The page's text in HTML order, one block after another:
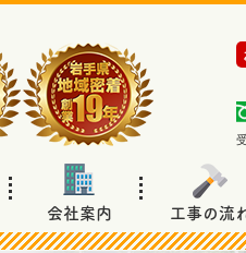
会社案内 工事の流